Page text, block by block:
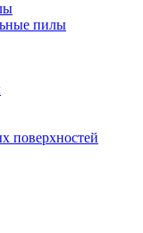
пилы
поверхностей